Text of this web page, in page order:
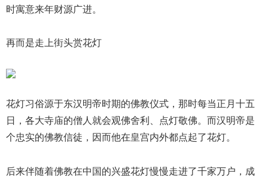
时寓意来年财源广进。
再而是走上街头赏花灯
花灯习俗源于东汉明帝时期的佛教仪式，那时每当正月十五
日，各大寺庙的僧人就会观佛舍利、点灯敬佛。而汉明帝是
个忠实的佛教信徒，因而他在皇宫内外都点起了花灯。
后来伴随着佛教在中国的兴盛花灯慢慢走进了千家万户，成